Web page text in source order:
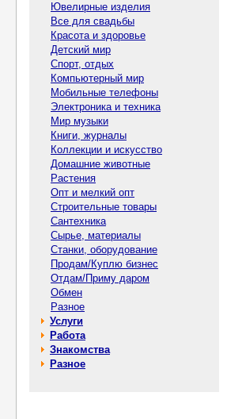
Ювелирные изделия
Все для свадьбы
Красота и здоровье
Детский мир
Спорт, отдых
Компьютерный мир
Мобильные телефоны
Электроника и техника
Мир музыки
Книги, журналы
Коллекции и искусство
Домашние животные
Растения
Опт и мелкий опт
Строительные товары
Сантехника
Сырье, материалы
Станки, оборудование
Продам/Куплю бизнес
Отдам/Приму даром
Обмен
Разное
Услуги
Работа
Знакомства
Разное